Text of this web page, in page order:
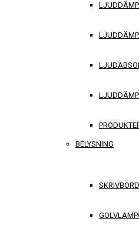
BELYSNING